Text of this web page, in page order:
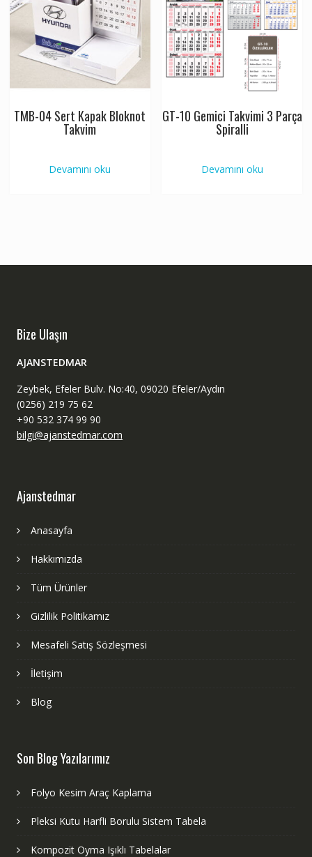
TMB-04 Sert Kapak Bloknot
Takvim
Devamını oku
GT-10 Gemici Takvimi 3 Parça
Spiralli
Devamını oku
Bize Ulaşın
AJANSTEDMAR
Zeybek, Efeler Bulv. No:40, 09020 Efeler/Aydın
(0256) 219 75 62
+90 532 374 99 90
bilgi@ajanstedmar.com
Ajanstedmar
Anasayfa
Hakkımızda
Tüm Ürünler
Gizlilik Politikamız
Mesafeli Satış Sözleşmesi
İletişim
Blog
Son Blog Yazılarımız
Folyo Kesim Araç Kaplama
Pleksi Kutu Harfli Borulu Sistem Tabela
Kompozit Oyma Işıklı Tabelalar